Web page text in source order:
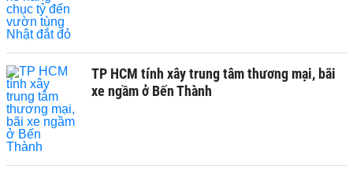
TP HCM tính xây trung tâm thương mại, bãi
xe ngầm ở Bến Thành